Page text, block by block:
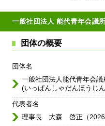
一般社団法人 能代青年会議所
団体の概要
団体名
一般社団法人能代青年会議
(いっぱんしゃだんほうじ
代表者名
理事長 大森 啓正（2026